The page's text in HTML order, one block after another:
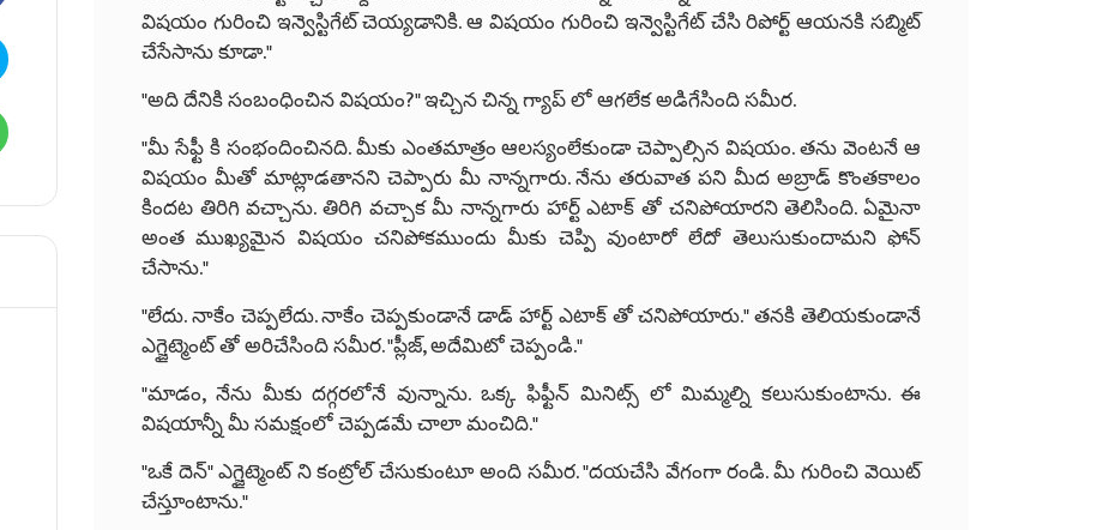
విషయం గురించి ఇన్వెస్టిగేట్ చెయ్యడానికి. ఆ విషయం గురించి ఇన్వెస్టిగేట్ చేసి రిపోర్ట్ ఆయనకి సబ్మిట్
చేసేసాను కూడా."
"అది దేనికి సంబంధించిన విషయం?" ఇచ్చిన చిన్న గ్యాప్ లో ఆగలేక అడిగేసింది సమీర.
"మీ సేఫ్టీ కి సంభందించినది. మీకు ఎంతమాత్రం ఆలస్యంలేకుండా చెప్పాల్సిన విషయం. తను వెంటనే ఆ
విషయం మీతో మాట్లాడతానని చెప్పారు మీ నాన్నగారు. నేను తరువాత పని మీద అబ్రాడ్ కొంతకాలం
కిందట తిరిగి వచ్చాను. తిరిగి వచ్చాక మీ నాన్నగారు హార్ట్ ఎటాక్ తో చనిపోయారని తెలిసింది. ఏమైనా
అంత ముఖ్యమైన విషయం చనిపోకముందు మీకు చెప్పి వుంటారో లేదో తెలుసుకుందామని ఫోన్
చేసాను."
"లేదు. నాకేం చెప్పలేదు. నాకేం చెప్పకుండానే డాడ్ హార్ట్ ఎటాక్ తో చనిపోయారు." తనకి తెలియకుండానే
ఎగ్జైట్మెంట్ తో అరిచేసింది సమీర. "ప్లీజ్, అదేమిటో చెప్పండి."
"మాడం, నేను మీకు దగ్గరలోనే వున్నాను. ఒక్క ఫిఫ్టీన్ మినిట్స్ లో మిమ్మల్ని కలుసుకుంటాను. ఈ
విషయాన్నీ మీ సమక్షంలో చెప్పడమే చాలా మంచిది."
"ఒకే దెన్" ఎగ్జైట్మెంట్ ని కంట్రోల్ చేసుకుంటూ అంది సమీర. "దయచేసి వేగంగా రండి. మీ గురించి వెయిట్
చేస్తూంటాను."